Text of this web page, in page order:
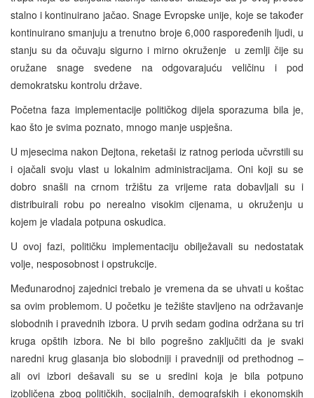
stalno i kontinuirano jačao. Snage Evropske unije, koje se također
kontinuirano smanjuju a trenutno broje 6,000 raspoređenih ljudi, u
stanju su da očuvaju sigurno i mirno okruženje u zemlji čije su
oružane snage svedene na odgovarajuću veličinu i pod
demokratsku kontrolu države.
Početna faza implementacije političkog dijela sporazuma bila je,
kao što je svima poznato, mnogo manje uspješna.
U mjesecima nakon Dejtona, reketaši iz ratnog perioda učvrstili su
i ojačali svoju vlast u lokalnim administracijama. Oni koji su se
dobro snašli na crnom tržištu za vrijeme rata dobavljali su i
distribuirali robu po nerealno visokim cijenama, u okruženju u
kojem je vladala potpuna oskudica.
U ovoj fazi, političku implementaciju obilježavali su nedostatak
volje, nesposobnost i opstrukcije.
Međunarodnoj zajednici trebalo je vremena da se uhvati u koštac
sa ovim problemom. U početku je težište stavljeno na održavanje
slobodnih i pravednih izbora. U prvih sedam godina održana su tri
kruga opštih izbora. Ne bi bilo pogrešno zaključiti da je svaki
naredni krug glasanja bio slobodniji i pravedniji od prethodnog –
ali ovi izbori dešavali su se u sredini koja je bila potpuno
izobličena zbog političkih, socijalnih, demografskih i ekonomskih